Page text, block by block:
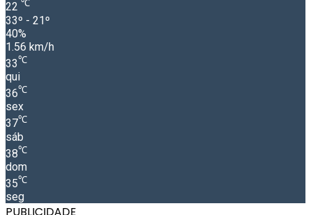
22 ℃
33º - 21º
40%
1.56 km/h
33℃
qui
36℃
sex
37℃
sáb
38℃
dom
35℃
seg